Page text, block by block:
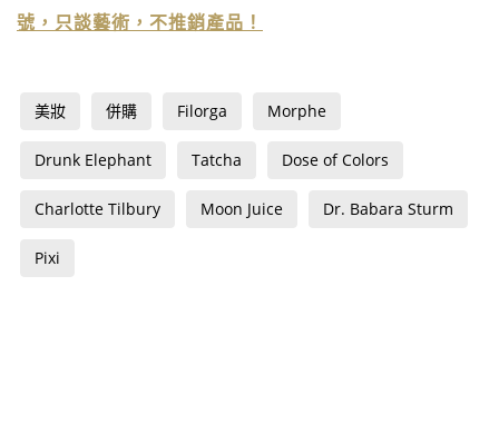
號，只談藝術，不推銷產品！
美妝 併購 Filorga Morphe
Drunk Elephant Tatcha Dose of Colors
Charlotte Tilbury Moon Juice Dr. Babara Sturm
Pixi